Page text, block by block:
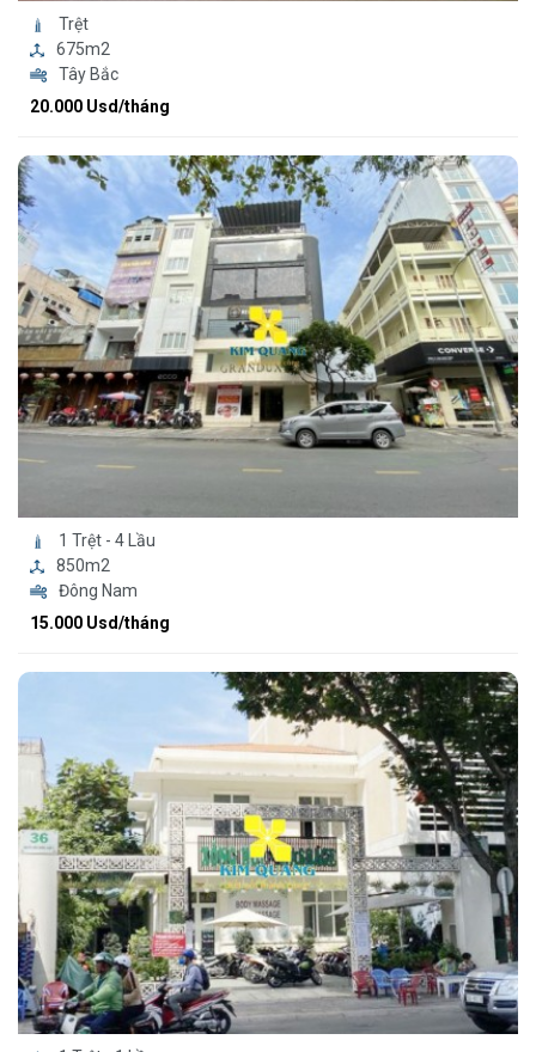
Trệt
675m2
Tây Bắc
20.000 Usd/tháng
1 Trệt - 4 Lầu
850m2
Đông Nam
15.000 Usd/tháng